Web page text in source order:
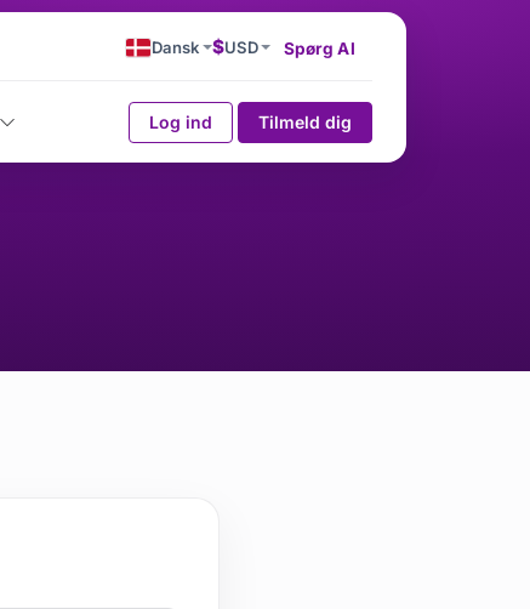
Dansk $USD Spørg AI
Log ind Tilmeld dig